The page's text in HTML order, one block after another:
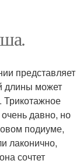
представляет
длины может
Трикотажное
давно, но
подиуме,
лаконично,
сочтет